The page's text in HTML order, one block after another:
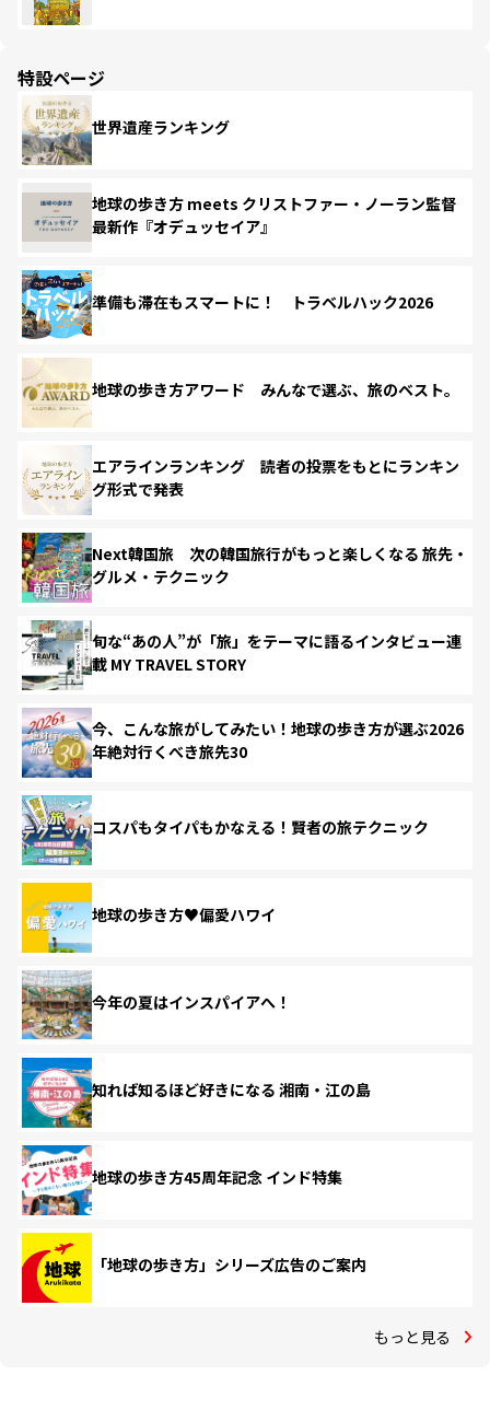
特設ページ
世界遺産ランキング
地球の歩き方 meets クリストファー・ノーラン監督
最新作『オデュッセイア』
準備も滞在もスマートに！ トラベルハック2026
地球の歩き方アワード みんなで選ぶ、旅のベスト。
エアラインランキング 読者の投票をもとにランキン
グ形式で発表
Next韓国旅 次の韓国旅行がもっと楽しくなる 旅先・
グルメ・テクニック
旬な“あの人”が「旅」をテーマに語るインタビュー連
載 MY TRAVEL STORY
今、こんな旅がしてみたい！地球の歩き方が選ぶ2026
年絶対行くべき旅先30
コスパもタイパもかなえる！賢者の旅テクニック
地球の歩き方♥偏愛ハワイ
今年の夏はインスパイアへ！
知れば知るほど好きになる 湘南・江の島
地球の歩き方45周年記念 インド特集
「地球の歩き方」シリーズ広告のご案内
もっと見る